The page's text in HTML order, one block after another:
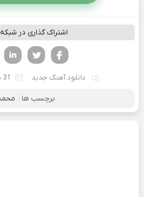
اشتراک گذاری در
دانلود آهنگ جدید 31 دسامبر 2019
برچسب ها :